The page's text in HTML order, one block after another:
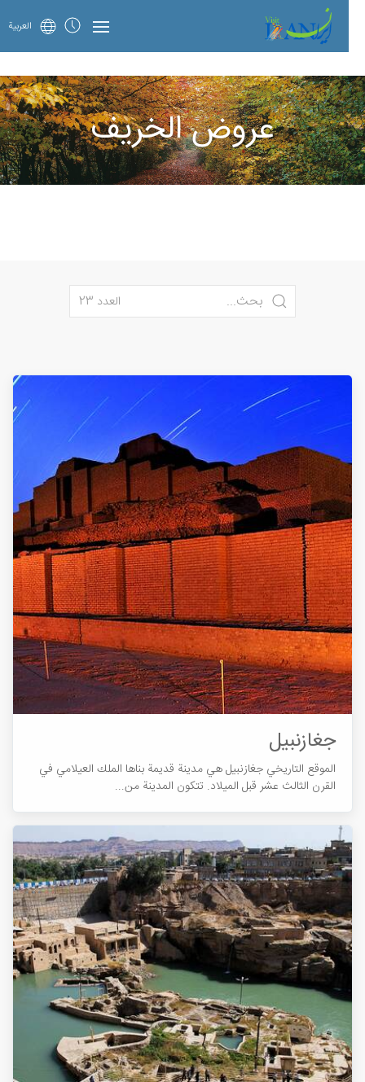
العربية
عروض الخريف
العدد 23
جغازنبيل
الموقع التاريخي جغازنبيل هي مدينة قديمة بناها الملك العيلامي في
القرن الثالث عشر قبل الميلاد. تتكون المدينة من...